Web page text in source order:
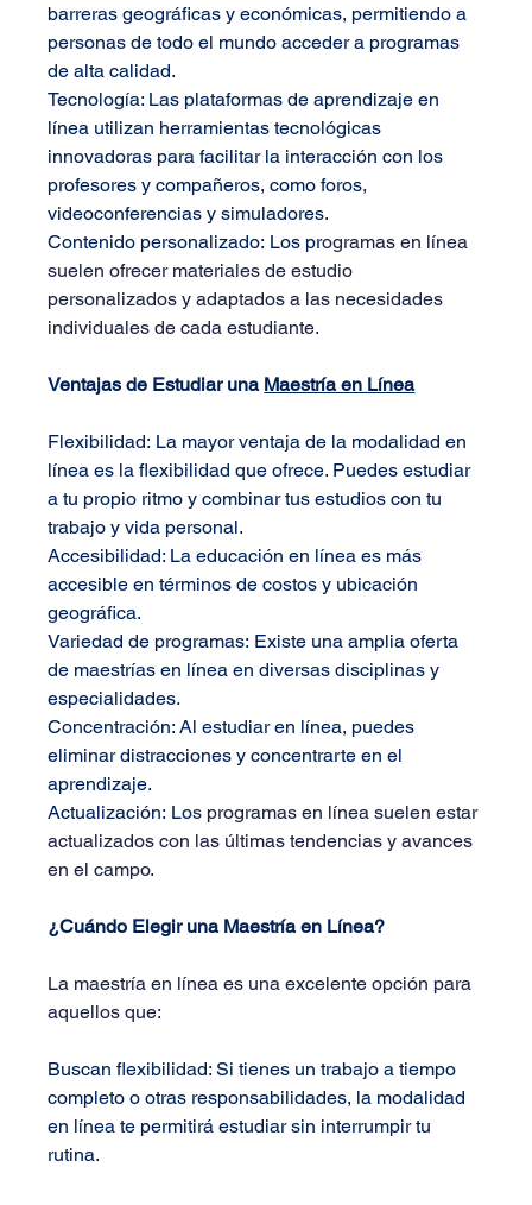
barreras geográficas y económicas, permitiendo a
personas de todo el mundo acceder a programas
de alta calidad.
Tecnología: Las plataformas de aprendizaje en
línea utilizan herramientas tecnológicas
innovadoras para facilitar la interacción con los
profesores y compañeros, como foros,
videoconferencias y simuladores.
Contenido personalizado: Los programas en línea
suelen ofrecer materiales de estudio
personalizados y adaptados a las necesidades
individuales de cada estudiante.
Ventajas de Estudiar una Maestría en Línea
Flexibilidad: La mayor ventaja de la modalidad en
línea es la flexibilidad que ofrece. Puedes estudiar
a tu propio ritmo y combinar tus estudios con tu
trabajo y vida personal.
Accesibilidad: La educación en línea es más
accesible en términos de costos y ubicación
geográfica.
Variedad de programas: Existe una amplia oferta
de maestrías en línea en diversas disciplinas y
especialidades.
Concentración: Al estudiar en línea, puedes
eliminar distracciones y concentrarte en el
aprendizaje.
Actualización: Los programas en línea suelen estar
actualizados con las últimas tendencias y avances
en el campo.
¿Cuándo Elegir una Maestría en Línea?
La maestría en línea es una excelente opción para
aquellos que:
Buscan flexibilidad: Si tienes un trabajo a tiempo
completo o otras responsabilidades, la modalidad
en línea te permitirá estudiar sin interrumpir tu
rutina.